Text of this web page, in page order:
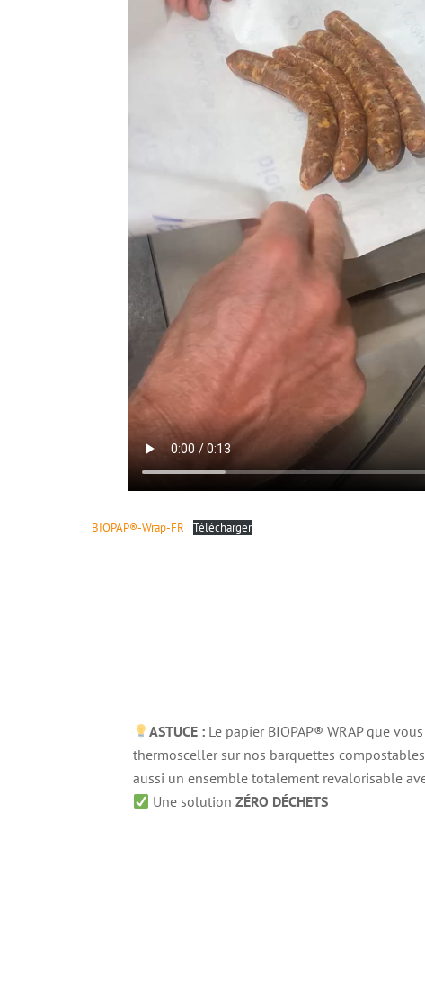
BIOPAP®-Wrap-FR Télécharger
ASTUCE :Le papier BIOPAP® WRAP que
thermosceller sur nos barquettes
aussi un ensemble totalement revalorisable
Une solution ZÉRO DÉCHETS